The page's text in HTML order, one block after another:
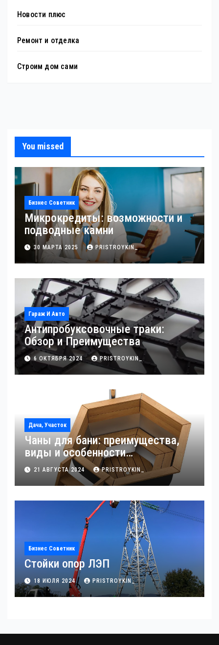
Новости плюс
Ремонт и отделка
Строим дом сами
You missed
Бизнес Советник
Микрокредиты: возможности и
подводные камни
30 МАРТА 2025 PRISTROYKIN_
Гараж И Авто
Антипробуксовочные траки:
Обзор и Преимущества
6 ОКТЯБРЯ 2024 PRISTROYKIN_
Дача, Участок
Чаны для бани: преимущества,
виды и особенности
использования
21 АВГУСТА 2024 PRISTROYKIN_
Бизнес Советник
Стойки опор ЛЭП
18 ИЮЛЯ 2024 PRISTROYKIN_